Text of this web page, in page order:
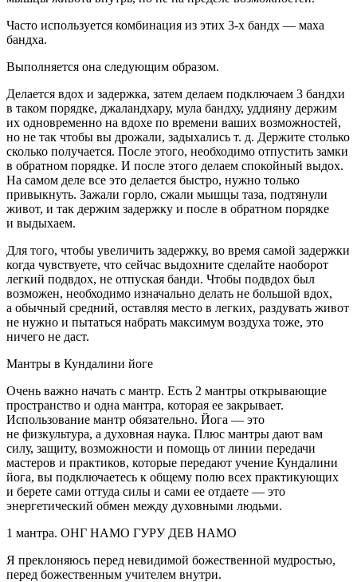
Часто используется комбинация из этих 3-х бандх — маха
бандха.
Выполняется она следующим образом.
Делается вдох и задержка, затем делаем подключаем 3 бандхи
в таком порядке, джаландхару, мула бандху, уддияну держим
их одновременно на вдохе по времени ваших возможностей,
но не так чтобы вы дрожали, задыхались т. д. Держите столько
сколько получается. После этого, необходимо отпустить замки
в обратном порядке. И после этого делаем спокойный выдох.
На самом деле все это делается быстро, нужно только
привыкнуть. Зажали горло, сжали мышцы таза, подтянули
живот, и так держим задержку и после в обратном порядке
и выдыхаем.
Для того, чтобы увеличить задержку, во время самой задержки
когда чувствуете, что сейчас выдохните сделайте наоборот
легкий подвдох, не отпуская банди. Чтобы подвдох был
возможен, необходимо изначально делать не большой вдох,
а обычный средний, оставляя место в легких, раздувать живот
не нужно и пытаться набрать максимум воздуха тоже, это
ничего не даст.
Мантры в Кундалини йоге
Очень важно начать с мантр. Есть 2 мантры открывающие
пространство и одна мантра, которая ее закрывает.
Использование мантр обязательно. Йога — это
не физкультура, а духовная наука. Плюс мантры дают вам
силу, защиту, возможности и помощь от линии передачи
мастеров и практиков, которые передают учение Кундалини
йога, вы подключаетесь к общему полю всех практикующих
и берете сами оттуда силы и сами ее отдаете — это
энергетический обмен между духовными людьми.
1 мантра. ОНГ НАМО ГУРУ ДЕВ НАМО
Я преклоняюсь перед невидимой божественной мудростью,
перед божественным учителем внутри.